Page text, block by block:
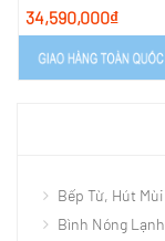
34,590,000₫
Bếp Từ, Hút Mùi
Bình Nóng Lạnh